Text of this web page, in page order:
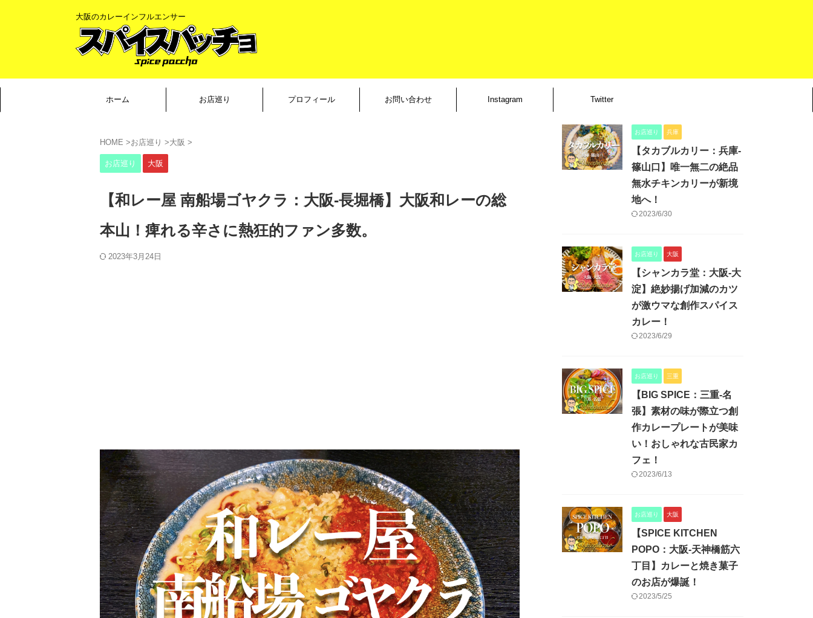
大阪のカレーインフルエンサー
ホーム お店巡り プロフィール お問い合わせ Instagram Twitter
HOME >お店巡り >大阪 >
お店巡り 大阪
【和レー屋 南船場ゴヤクラ：大阪-長堀橋】大阪和レーの総
本山！痺れる辛さに熱狂的ファン多数。
2023年3月24日
お店巡り 兵庫
【タカブルカリー：兵庫-
篠山口】唯一無二の絶品
無水チキンカリーが新境
地へ！
2023/6/30
お店巡り 大阪
【シャンカラ堂：大阪-大
淀】絶妙揚げ加減のカツ
が激ウマな創作スパイス
カレー！
2023/6/29
お店巡り 三重
【BIG SPICE：三重-名
張】素材の味が際立つ創
作カレープレートが美味
い！おしゃれな古民家カ
フェ！
2023/6/13
お店巡り 大阪
【SPICE KITCHEN
POPO：大阪-天神橋筋六
丁目】カレーと焼き菓子
のお店が爆誕！
2023/5/25